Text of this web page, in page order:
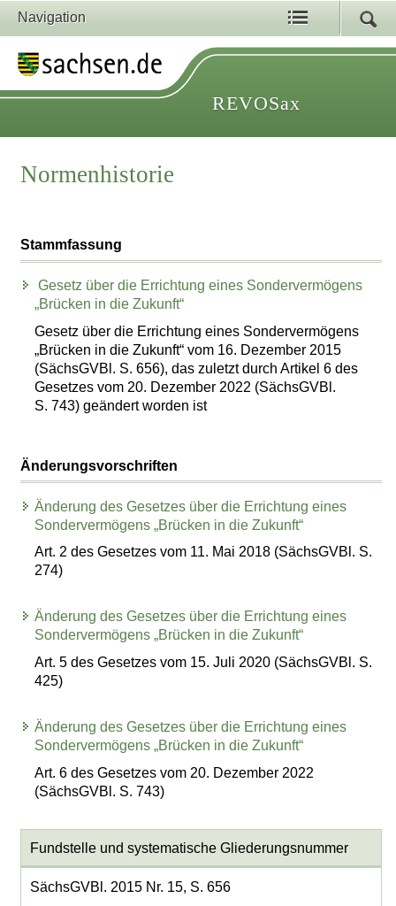
Navigation
REVOSax
Normenhistorie
Stammfassung
Gesetz über die Errichtung eines Sondervermögens
„Brücken in die Zukunft“
Gesetz über die Errichtung eines Sondervermögens
„Brücken in die Zukunft“ vom 16. Dezember 2015
(SächsGVBl. S. 656), das zuletzt durch Artikel 6 des
Gesetzes vom 20. Dezember 2022 (SächsGVBl.
S. 743) geändert worden ist
Änderungsvorschriften
Änderung des Gesetzes über die Errichtung eines
Sondervermögens „Brücken in die Zukunft“
Art. 2 des Gesetzes vom 11. Mai 2018 (SächsGVBl. S.
274)
Änderung des Gesetzes über die Errichtung eines
Sondervermögens „Brücken in die Zukunft“
Art. 5 des Gesetzes vom 15. Juli 2020 (SächsGVBl. S.
425)
Änderung des Gesetzes über die Errichtung eines
Sondervermögens „Brücken in die Zukunft“
Art. 6 des Gesetzes vom 20. Dezember 2022
(SächsGVBl. S. 743)
Fundstelle und systematische Gliederungsnummer
SächsGVBl. 2015 Nr. 15, S. 656